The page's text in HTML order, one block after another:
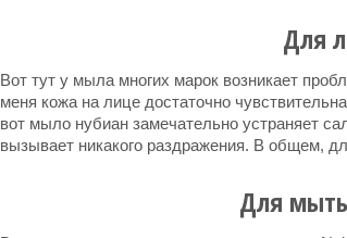
Для
Вот тут у мыла многих марок возникает
меня кожа на лице достаточно
вот мыло нубиан замечательно устраняет
вызывает никакого раздражения. В общем,
Для